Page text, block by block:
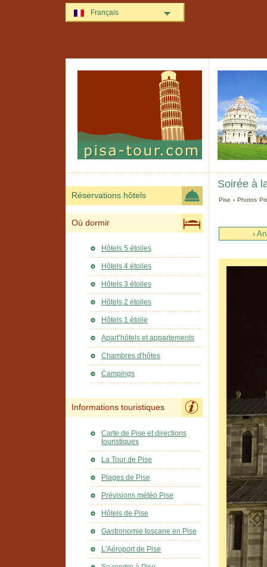
Soirée à
Pise ›Photos
‹
Réservations hôtels
Où dormir
Hôtels 5 étoiles
Hôtels 4 étoiles
Hôtels 3 étoiles
Hôtels 2 étoiles
Hôtels 1 étoile
Apart’hôtels et appartements
Chambres d'hôtes
Campings
Informations touristiques
Carte de Pise et directions
touristiques
La Tour de Pise
Plages de Pise
Prévisions météo Pise
Hôtels de Pise
Gastronomie toscane en Pise
L'Aéroport de Pise
Français